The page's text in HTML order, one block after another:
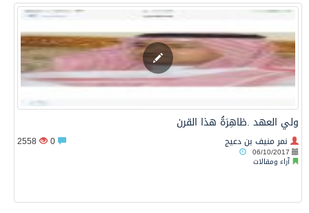
ولي العهد .ظاهِرَةُ هذا القرن
نمر منيف بن دعيج
06/10/2017
آراء ومقالات
2558